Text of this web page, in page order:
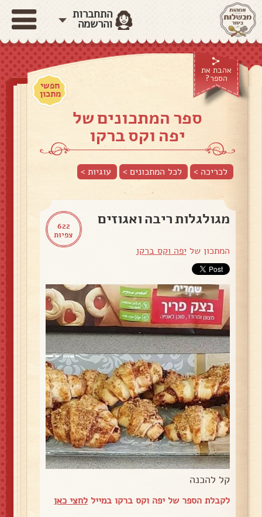
התחברות
והרשמה
אהבת את
הספר?
חפשי
מתכון
ספר המתכונים של
יפה וקס ברקו
לכריכה > לכל המתכונים > עוגיות>
622
צפיות
מגולגלות ריבה ואגוזים
המתכון של יפה וקס ברקו
קל להכנה
לקבלת הספר של יפה וקס ברקו במייללחצי כאן